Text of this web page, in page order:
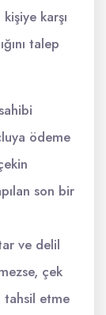
karşı
talep
ödeme
son bir
ve delil
çek
tahsil etme